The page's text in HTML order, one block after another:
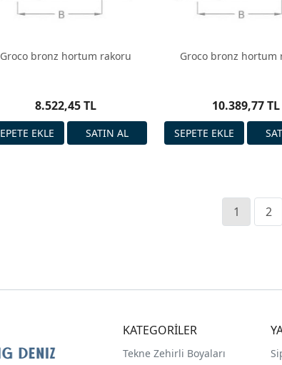
Groco bronz hortum rakoru
8.522,45 TL
Groco bronz hortum
10.389,77 TL
1 2
KATEGORİLER
Tekne Zehirli Boyaları